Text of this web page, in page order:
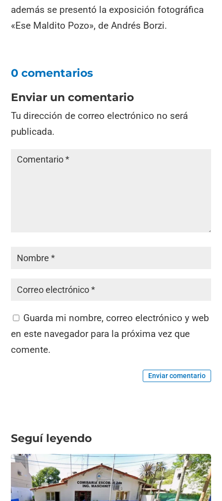
además se presentó la exposición fotográfica
«Ese Maldito Pozo», de Andrés Borzi.
0 comentarios
Enviar un comentario
Tu dirección de correo electrónico no será
publicada.
Guarda mi nombre, correo electrónico y web
en este navegador para la próxima vez que
comente.
Enviar comentario
Seguí leyendo